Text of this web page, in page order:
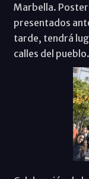
Marbella.
presentados
tarde, tendrá
calles del pueblo.